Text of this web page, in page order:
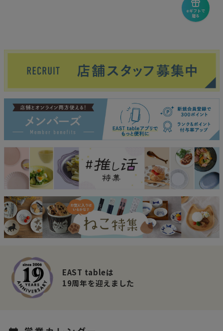
EAST tableは
19周年を迎えました
eギフトで
贈る